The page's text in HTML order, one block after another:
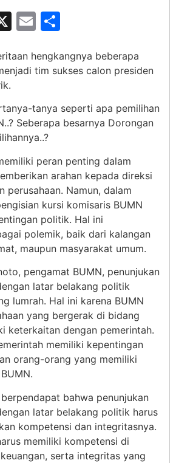
X Email
hengkangnya beberapa
tim sukses calon presiden
tanya seperti apa pemilihan
Seberapa besarnya Dorongan
peran penting dalam
arahan kepada direksi
perusahaan. Namun, dalam
kursi komisaris BUMN
politik. Hal ini
polemik, baik dari kalangan
maupun masyarakat umum.
pengamat BUMN, penunjukan
latar belakang politik
lumrah. Hal ini karena BUMN
yang bergerak di bidang
keterkaitan dengan pemerintah.
memiliki kepentingan
orang-orang yang memiliki
bahwa penunjukan
latar belakang politik harus
kompetensi dan integritasnya.
memiliki kompetensi di
serta integritas yang